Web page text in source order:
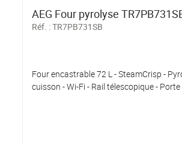
AEG Four pyrolyse
Réf. :TR7PB731SB
Four encastrable 72 L - SteamCrisp -
cuisson - Wi-Fi - Rail télescopique -